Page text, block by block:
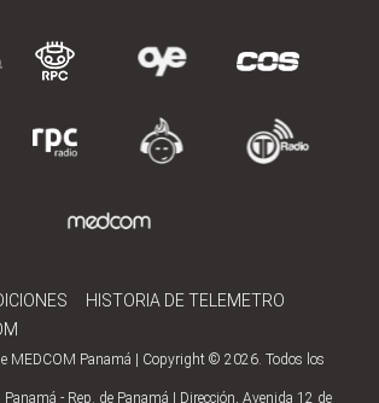
HISTORIA DE TELEMETRO
MEDCOM Panamá | Copyright © 2026. Todos los
- Rep. de Panamá | Dirección, Avenida 12 de